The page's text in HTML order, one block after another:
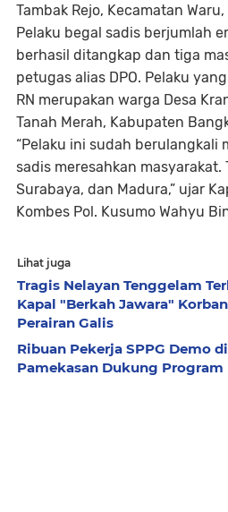
Tambak Rejo, Kecamatan
Pelaku begal sadis berjumlah
berhasil ditangkap dan tiga
petugas alias DPO. Pelaku
RN merupakan warga Desa
Tanah Merah, Kabupaten
“Pelaku ini sudah berulangkali
sadis meresahkan masyarakat.
Surabaya, dan Madura,” ujar
Kombes Pol. Kusumo Wahyu
Lihat juga
Tragis Nelayan Tenggelam
Kapal "Berkah Jawara"
Perairan Galis
Ribuan Pekerja SPPG Demo
Pamekasan Dukung Program